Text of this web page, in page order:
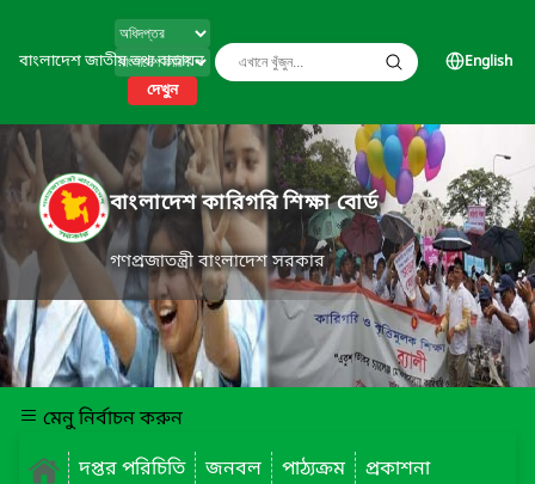
বাংলাদেশ জাতীয় তথ্য বাতায়ন
দেখুন
English
বাংলাদেশ কারিগরি শিক্ষা বোর্ড
গণপ্রজাতন্ত্রী বাংলাদেশ সরকার
মেনু নির্বাচন করুন
দপ্তর পরিচিতি
জনবল পাঠ্যক্রম
প্রকাশনা